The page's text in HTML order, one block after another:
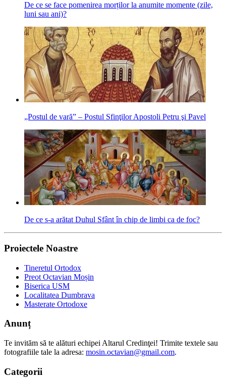
De ce se face pomenirea morților la anumite momente (zile,
luni sau ani)?
„Postul de vară” – Postul Sfinţilor Apostoli Petru şi Pavel
De ce s-a arătat Duhul Sfânt în chip de limbi ca de foc?
Proiectele Noastre
Tineretul Ortodox
Preot Octavian Moșin
Biserica USM
Localitatea Dumbrava
Masterate Ortodoxe
Anunț
Te invităm să te alături echipei Altarul Credinţei! Trimite textele sau
fotografiile tale la adresa: mosin.octavian@gmail.com.
Categorii